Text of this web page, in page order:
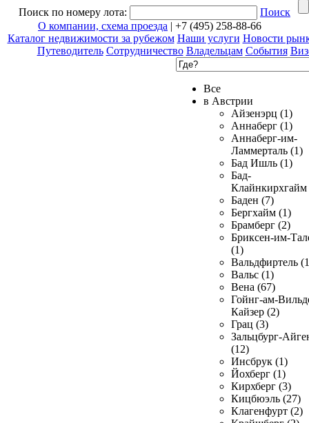
Поиск по номеру лота:
Поиск
О компании, схема проезда | +7 (495) 258-88-66
Каталог недвижимости за рубежом Наши услуги Новости
Путеводитель Сотрудничество Владельцам События
Все
в Австрии
Айзенэрц (1)
Аннаберг (1)
Аннаберг-им-
Ламмерталь (1)
Бад Ишль (1)
Бад-
Клайнкирхгайм
Баден (7)
Бергхайм (1)
Брамберг (2)
Бриксен-им-
(1)
Вальдфиртель
Вальс (1)
Вена (67)
Гойнг-ам-
Кайзер (2)
Грац (3)
Зальцбург-
(12)
Инсбрук (1)
Йохберг (1)
Кирхберг (3)
Кицбюэль (27)
Клагенфурт (2)